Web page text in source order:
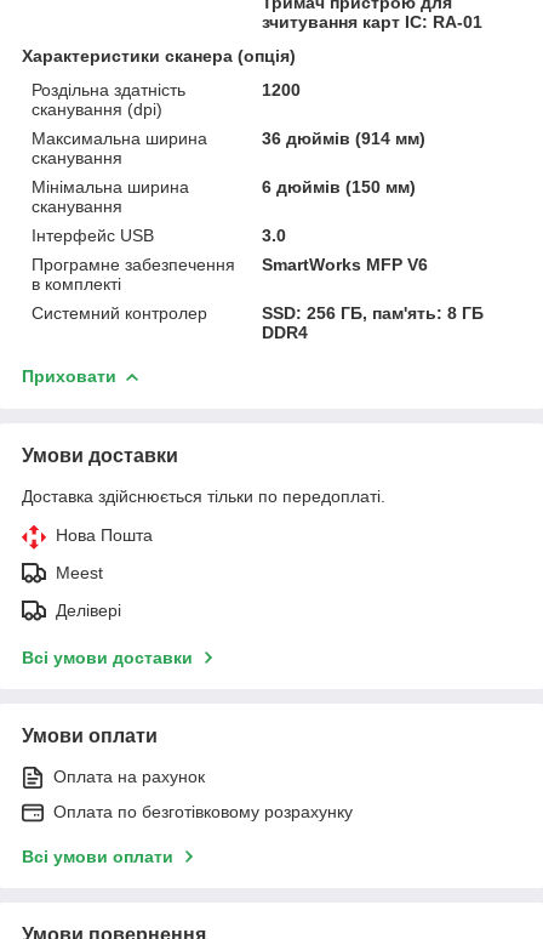
зчитування карт IC: RA-01
Характеристики сканера (опція)
Роздільна здатність
сканування (dpi)
1200
Максимальна ширина
сканування
36 дюймів (914 мм)
Мінімальна ширина
сканування
6 дюймів (150 мм)
Інтерфейс USB
3.0
Програмне забезпечення
в комплекті
SmartWorks MFP V6
Системний контролер
SSD: 256 ГБ, пам'ять: 8 ГБ
DDR4
Приховати
Умови доставки
Доставка здійснюється тільки по передоплаті.
Нова Пошта
Meest
Делівері
Всі умови доставки
Умови оплати
Оплата на рахунок
Оплата по безготівковому розрахунку
Всі умови оплати
Умови повернення